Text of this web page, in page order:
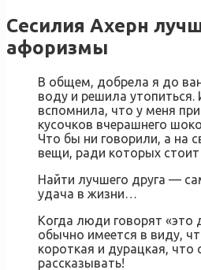
Сесилия Ахерн
афоризмы
В общем, добрела я до
воду и решила утопиться.
вспомнила, что у меня
кусочков вчерашнего
Что бы ни говорили, а на
вещи, ради которых
Найти лучшего друга —
удача в жизни…
Когда люди говорят «это
обычно имеется в виду,
короткая и дурацкая, что
рассказывать!